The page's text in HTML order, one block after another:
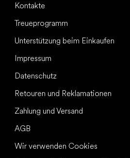
Kontakte
Treueprogramm
Unterstützung beim Einkaufen
Impressum
Datenschutz
Retouren und Reklamationen
Zahlung und Versand
AGB
Wir verwenden Cookies